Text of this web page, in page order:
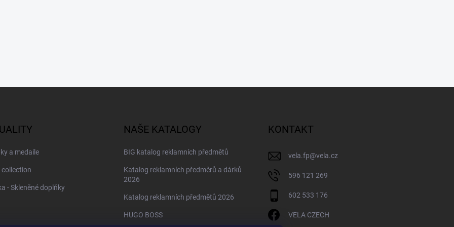
a medaile
- Skleněné doplňky
NAŠE KATALOGY
BIG katalog reklamních předmětů
Katalog reklamních předměrů a dárků
2026
Katalog reklamních předmětů 2026
HUGO BOSS
KONTAKT
vela.fp@vela.cz
596 121 269
602 533 176
VELA CZECH